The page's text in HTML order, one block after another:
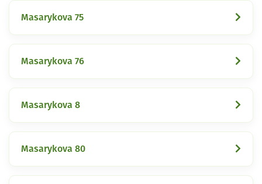
Masarykova 75
Masarykova 76
Masarykova 8
Masarykova 80